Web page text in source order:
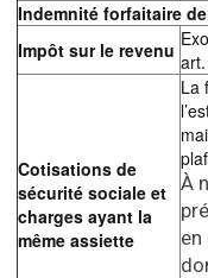
Indemnité forfaitaire
Impôt sur le revenu
Cotisations de
sécurité sociale et
charges ayant la
même assiette
La
À